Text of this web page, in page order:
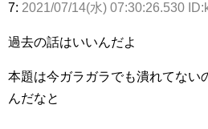
7: 2021/07/14(水) 07:30:26.530
過去の話はいいんだよ
本題は今ガラガラでも潰れてない
んだなと